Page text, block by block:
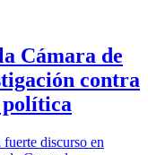
Cámara de
contra